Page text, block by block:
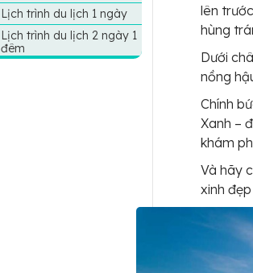
Lịch trình du lịch 1 ngày
Lịch trình du lịch 2 ngày 1
đêm
lên
hùng
Dưới
nồng
Chính
Xanh –
khám
Và hãy
xinh